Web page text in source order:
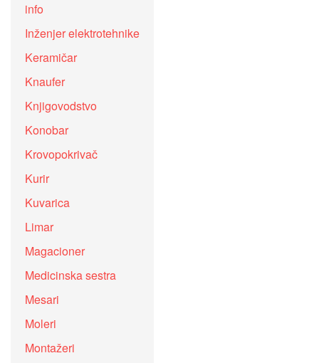
info
Inženjer elektrotehnike
Keramičar
Knaufer
Knjigovodstvo
Konobar
Krovopokrivač
Kurir
Kuvarica
Limar
Magacioner
Medicinska sestra
Mesari
Moleri
Montažeri